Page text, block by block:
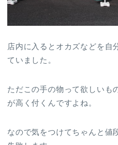
店内に入るとオカズなどを自
ていました。
ただこの手の物って欲しいも
が高く付くんですよね。
なので気をつけてちゃんと値